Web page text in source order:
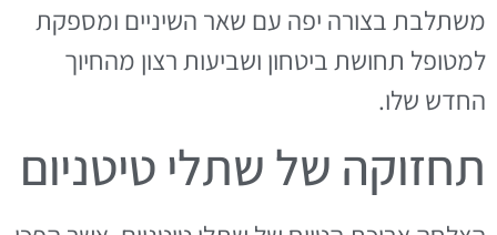
משתלבת בצורה יפה עם שאר השיניים ומספקת
למטופל תחושת ביטחון ושביעות רצון מהחיוך
החדש שלו.
תחזוקה של שתלי טיטניום